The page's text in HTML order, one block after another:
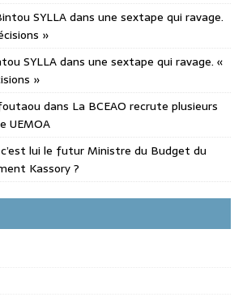
SYLLA dans une sextape qui ravage.
»
SYLLA dans une sextape qui ravage. «
»
dans La BCEAO recrute plusieurs
UEMOA
lui le futur Ministre du Budget du
Kassory ?